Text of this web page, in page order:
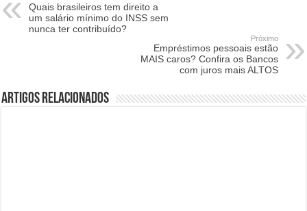
Quais brasileiros tem direito a
um salário mínimo do INSS sem
nunca ter contribuído?
Próximo
Empréstimos pessoais estão
MAIS caros? Confira os Bancos
com juros mais ALTOS
Artigos Relacionados